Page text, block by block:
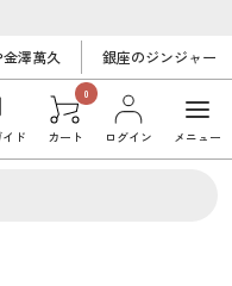
金澤萬久 銀座のジンジャー
ド
0
カート ログイン メニュー